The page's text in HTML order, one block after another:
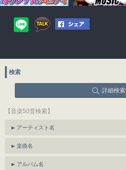
検索
詳細検索
【音楽50音検索】
アーティスト名
楽曲名
アルバム名